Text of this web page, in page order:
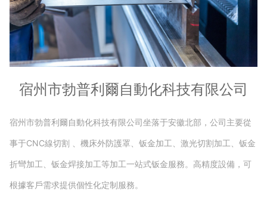
宿州市勃普利爾自動化科技有限公司
宿州市勃普利爾自動化科技有限公司坐落于安徽北部，公司主要從
事于CNC線切割 、機床外防護罩、钣金加工、激光切割加工、钣金
折彎加工、钣金焊接加工等加工一站式钣金服務。高精度設備，可
根據客戶需求提供個性化定制服務。